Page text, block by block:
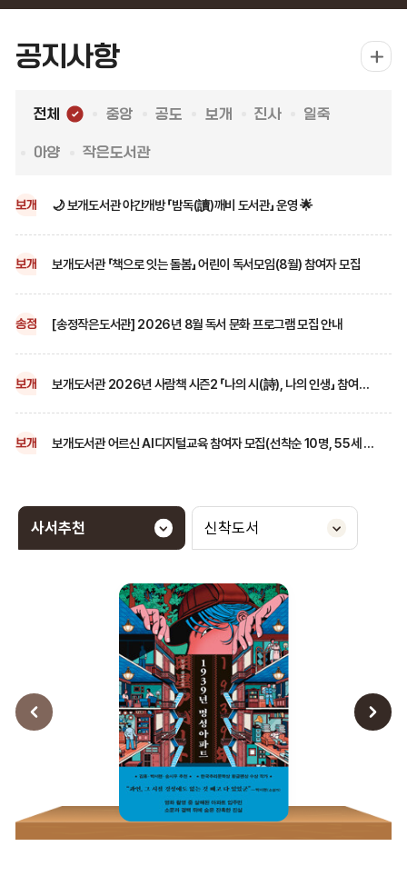
공지사항
전체 중앙 공도 보개 진사 일죽
아양 작은도서관
체
보개 🌙 보개도서관 야간개방 「밤독(讀)깨비 도서관」 운영 🌟
보개 보개도서관 「책으로 잇는 돌봄」 어린이 독서모임(8월) 참여자 모집
송정 [송정작은도서관] 2026년 8월 독서 문화 프로그램 모집 안내
보개 보개도서관 2026년 사람책 시즌2 「나의 시(詩), 나의 인생」 참여자 모집(선착순 10명)
보개 보개도서관 어르신 AI디지털교육 참여자 모집(선착순 10명, 55세 이상 성인)
사서추천 신착도서